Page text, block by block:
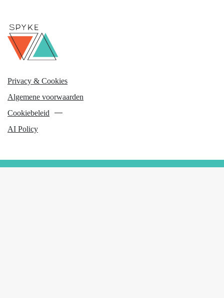
Privacy & Cookies
Algemene voorwaarden
Cookiebeleid
AI Policy